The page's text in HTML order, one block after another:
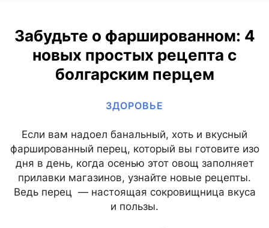
Забудьте о фаршированном: 4
новых простых рецепта с
болгарским перцем
ЗДОРОВЬЕ
Если вам надоел банальный, хоть и вкусный
фаршированный перец, который вы готовите изо
дня в день, когда осенью этот овощ заполняет
прилавки магазинов, узнайте новые рецепты.
Ведь перец — настоящая сокровищница вкуса
и пользы.